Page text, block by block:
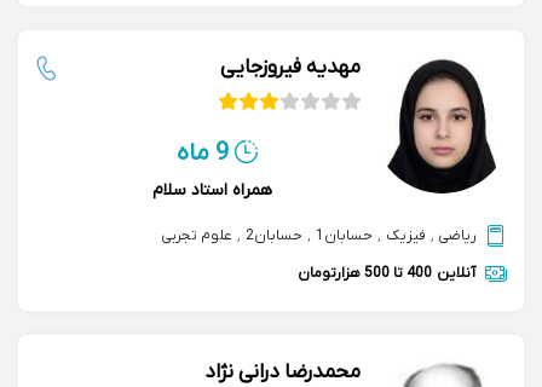
مهدیه فیروزجایی
9 ماه
همراه استاد سلام
ریاضی , فیزیک , حسابان1 , حسابان2 , علوم تجربی
آنلاین 400 تا 500 هزارتومان
محمدرضا درانی نژاد